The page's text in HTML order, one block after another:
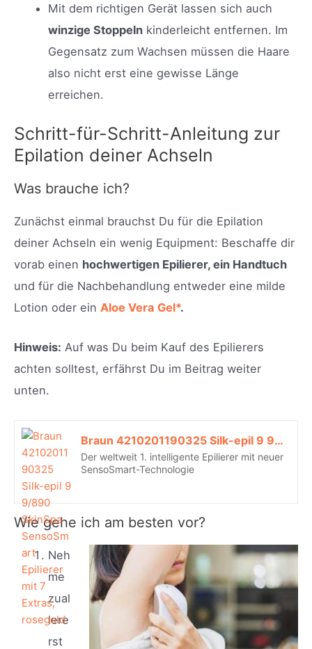
Mit dem richtigen Gerät lassen sich auch
winzige Stoppeln kinderleicht entfernen. Im
Gegensatz zum Wachsen müssen die Haare
also nicht erst eine gewisse Länge
erreichen.
Schritt-für-Schritt-Anleitung zur
Epilation deiner Achseln
Was brauche ich?
Zunächst einmal brauchst Du für die Epilation
deiner Achseln ein wenig Equipment: Beschaffe dir
vorab einen hochwertigen Epilierer, ein Handtuch
und für die Nachbehandlung entweder eine milde
Lotion oder ein Aloe Vera Gel*.
Hinweis: Auf was Du beim Kauf des Epilierers
achten solltest, erfährst Du im Beitrag weiter
unten.
Braun 4210201190325 Silk-epil 9 9/890 SkinSpa SensoSmart Epilierer mit 7 Extras, rosegold*
Der weltweit 1. intelligente Epilierer mit neuer
SensoSmart-Technologie
Wie gehe ich am besten vor?
Neh
me
zual
lere
rst